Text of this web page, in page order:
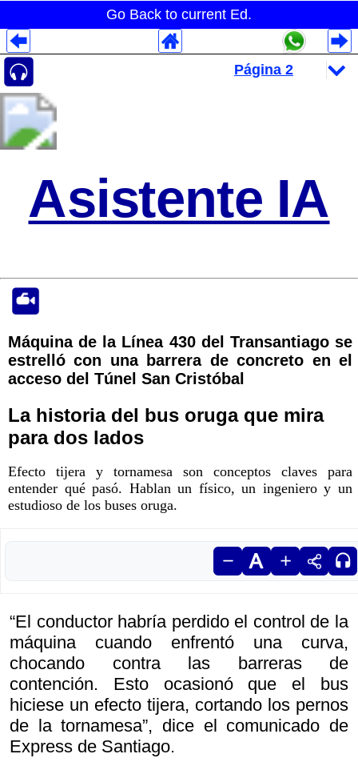
Go Back to current Ed.
Asistente IA
Máquina de la Línea 430 del Transantiago se
estrelló con una barrera de concreto en el
acceso del Túnel San Cristóbal
La historia del bus oruga que mira
para dos lados
Efecto tijera y tornamesa son conceptos claves para
entender qué pasó. Hablan un físico, un ingeniero y un
estudioso de los buses oruga.
“El conductor habría perdido el control de la
máquina cuando enfrentó una curva,
chocando contra las barreras de
contención. Esto ocasionó que el bus
hiciese un efecto tijera, cortando los pernos
de la tornamesa”, dice el comunicado de
Express de Santiago.
Despliegues Analytics
Despliegues Totales
Despliegues por Rubros